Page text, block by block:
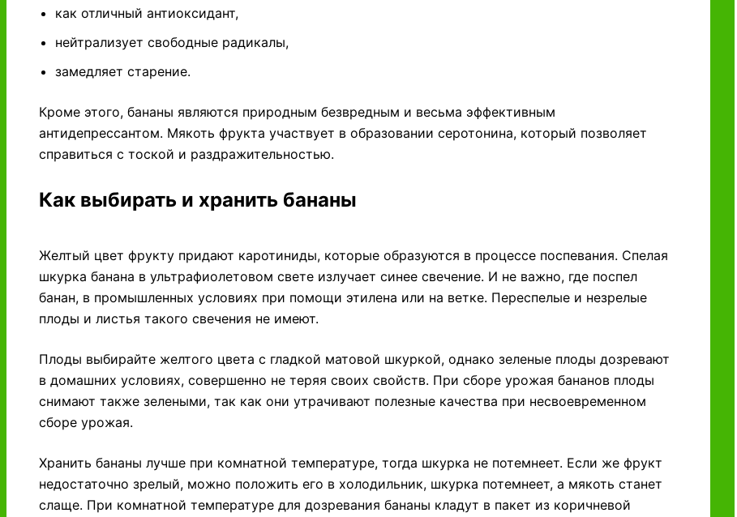
как отличный антиоксидант,
нейтрализует свободные радикалы,
замедляет старение.
Кроме этого, бананы являются природным безвредным и весьма эффективным
антидепрессантом. Мякоть фрукта участвует в образовании серотонина, который позволяет
справиться с тоской и раздражительностью.
Как выбирать и хранить бананы
Желтый цвет фрукту придают каротиниды, которые образуются в процессе поспевания. Спелая
шкурка банана в ультрафиолетовом свете излучает синее свечение. И не важно, где поспел
банан, в промышленных условиях при помощи этилена или на ветке. Переспелые и незрелые
плоды и листья такого свечения не имеют.
Плоды выбирайте желтого цвета с гладкой матовой шкуркой, однако зеленые плоды дозревают
в домашних условиях, совершенно не теряя своих свойств. При сборе урожая бананов плоды
снимают также зелеными, так как они утрачивают полезные качества при несвоевременном
сборе урожая.
Хранить бананы лучше при комнатной температуре, тогда шкурка не потемнеет. Если же фрукт
недостаточно зрелый, можно положить его в холодильник, шкурка потемнеет, а мякоть станет
слаще. При комнатной температуре для дозревания бананы кладут в пакет из коричневой